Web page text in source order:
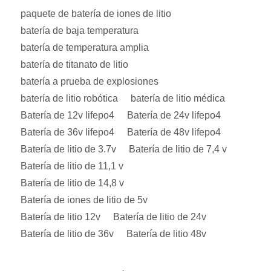
paquete de batería de iones de litio
batería de baja temperatura
batería de temperatura amplia
batería de titanato de litio
batería a prueba de explosiones
batería de litio robótica
batería de litio médica
Batería de 12v lifepo4
Batería de 24v lifepo4
Batería de 36v lifepo4
Batería de 48v lifepo4
Batería de litio de 3.7v
Batería de litio de 7,4 v
Batería de litio de 11,1 v
Batería de litio de 14,8 v
Batería de iones de litio de 5v
Batería de litio 12v
Batería de litio de 24v
Batería de litio de 36v
Batería de litio 48v